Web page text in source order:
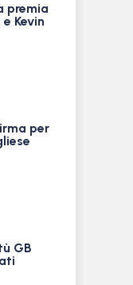
premia
Kevin
per
GB